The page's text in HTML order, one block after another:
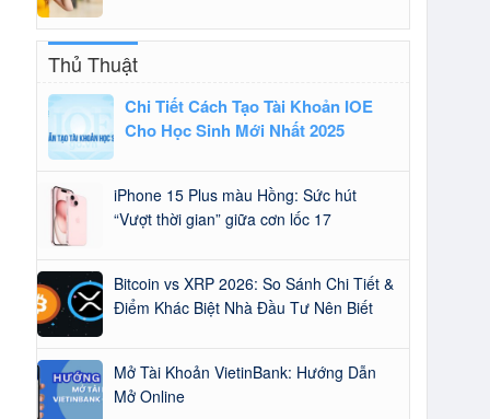
Thủ Thuật
Chi Tiết Cách Tạo Tài Khoản IOE
Cho Học Sinh Mới Nhất 2025
iPhone 15 Plus màu Hồng: Sức hút
“Vượt thời gian” giữa cơn lốc 17
Bitcoin vs XRP 2026: So Sánh Chi Tiết &
Điểm Khác Biệt Nhà Đầu Tư Nên Biết
Mở Tài Khoản VietinBank: Hướng Dẫn
Mở Online